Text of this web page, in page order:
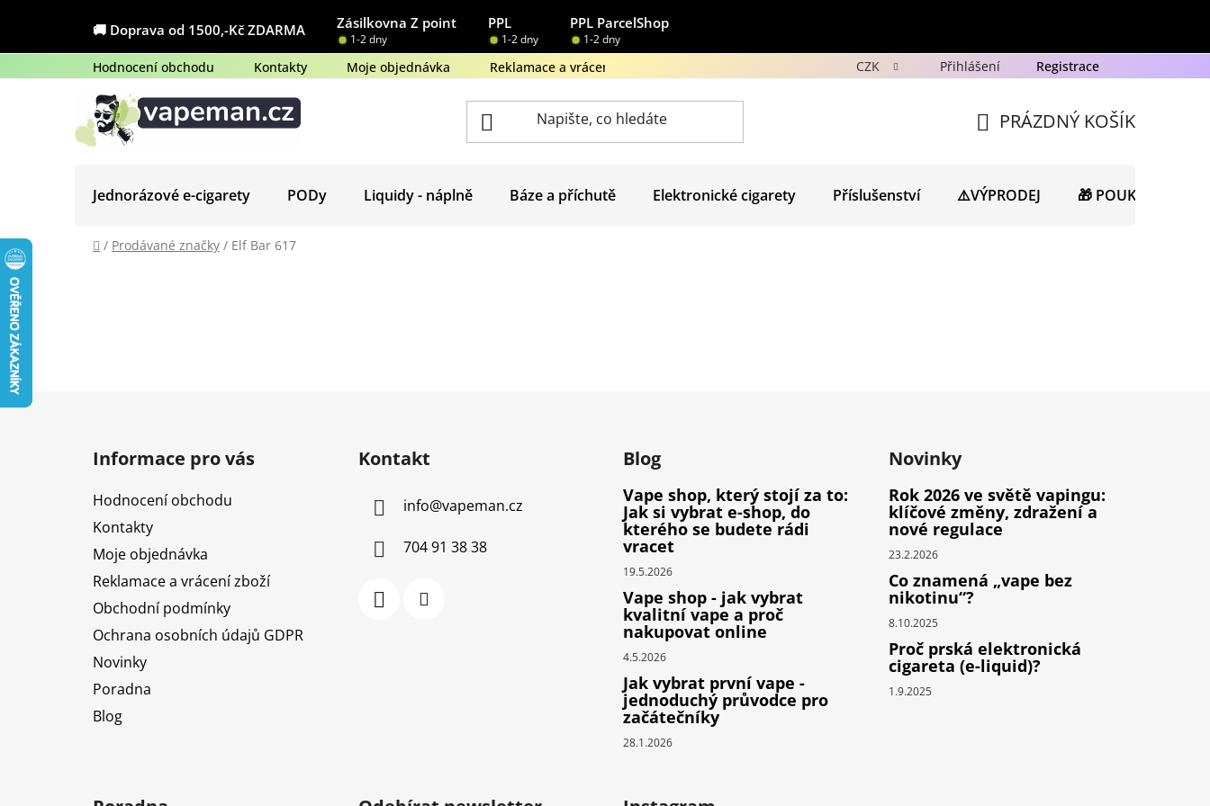
obsah
🚚 Doprava od 1500,-Kč ZDARMA Zásilkovna Z point PPL PPL ParcelShop
1-2 dny 1-2 dny 1-2 dny
Hodnocení obchodu Kontakty Moje objednávka Reklamace a vrácení zboží Ochrana osobních údajů GDPR Novinky
CZK Přihlášení Registrace
KOŠÍK
PRÁZDNÝ KOŠÍK
Jednorázové e-cigarety PODy Liquidy - náplně Báze a příchutě Elektronické cigarety Příslušenství ⚠️VÝPRODEJ 🎁 POUKAZY
Domů
/ Prodávané značky / Elf Bar 617
Informace pro vás
Hodnocení obchodu
Kontakty
Moje objednávka
Reklamace a vrácení zboží
Obchodní podmínky
Ochrana osobních údajů GDPR
Novinky
Poradna
Blog
Kontakt
info@vapeman.cz
704 91 38 38
Blog
Vape shop, který stojí za to:
Jak si vybrat e-shop, do
kterého se budete rádi
vracet
19.5.2026
Vape shop - jak vybrat
kvalitní vape a proč
nakupovat online
4.5.2026
Jak vybrat první vape -
jednoduchý průvodce pro
začátečníky
28.1.2026
Novinky
Rok 2026 ve světě vapingu:
klíčové změny, zdražení a
nové regulace
23.2.2026
Co znamená „vape bez
nikotinu“?
8.10.2025
Proč prská elektronická
cigareta (e-liquid)?
1.9.2025